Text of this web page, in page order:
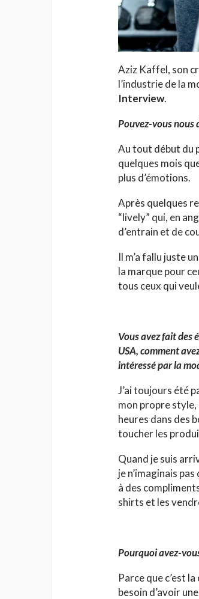
Aziz Kaffel, son
l’industrie de la
Interview.
Pouvez-vous nous
Au tout début du
quelques mois
plus d’émotions.
Après quelques
“lively” qui, en
d’entrain et de
Il m’a fallu juste
la marque pour
tous ceux qui
Vous avez fait des
USA, comment
intéressé par la
J’ai toujours été
mon propre style,
heures dans des
toucher les
Quand je suis
je n’imaginais
à des
shirts et les
Pourquoi avez-
Parce que c’est
besoin d’avoir